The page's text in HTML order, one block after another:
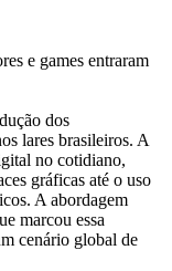
e games entraram
dos
lares brasileiros. A
no cotidiano,
gráficas até o uso
A abordagem
marcou essa
cenário global de